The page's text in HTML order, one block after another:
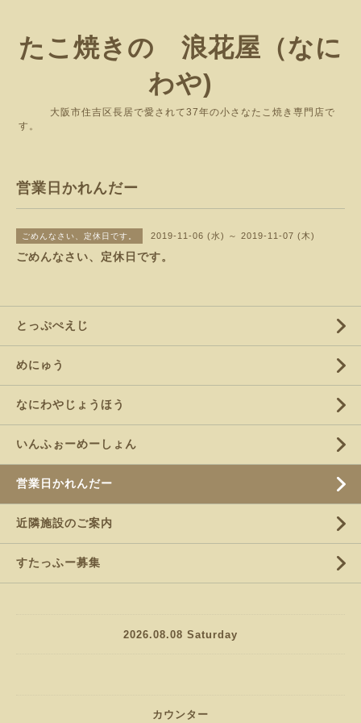
たこ焼きの 浪花屋（なに
わや)
大阪市住吉区長居で愛されて37年の小さなたこ焼き専門店で
す。
営業日かれんだー
ごめんなさい、定休日です。 2019-11-06 (水) ～ 2019-11-07 (木)
ごめんなさい、定休日です。
とっぷぺえじ
めにゅう
なにわやじょうほう
いんふぉーめーしょん
営業日かれんだー
近隣施設のご案内
すたっふー募集
2026.08.08 Saturday
カウンター